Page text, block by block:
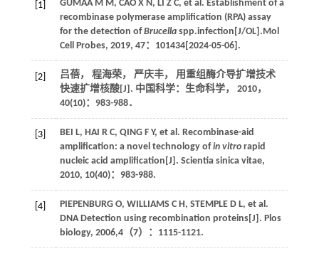
[1] GUMAA M M, CAO X N, LI Z C, et al. Establishment of a
recombinase polymerase amplification (RPA) assay
for the detection ofBrucellaspp.infection[J/OL].Mol
Cell Probes, 2019, 47：101434[2024-05-06].
[2]
吕蓓， 程海荣， 严庆丰， 用重组酶介导扩增技术
快速扩增核酸[J]. 中国科学：生命科学， 2010，
40(10)：983-988．
[3] BEI L, HAI R C, QING F Y, et al. Recombinase-aid
amplification: a novel technology ofin vitrorapid
nucleic acid amplification[J]. Scientia sinica vitae,
2010, 10(40)：983-988.
[4] PIEPENBURG O, WILLIAMS C H, STEMPLE D L, et al.
DNA Detection using recombination proteins[J]. Plos
biology, 2006,4（7）：1115-1121.